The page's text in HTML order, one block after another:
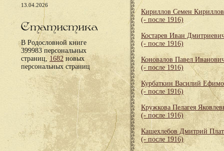
13.04.2026
Статистика
В Родословной книге
399983 персональных
страниц, 1682 новых
персональных страниц
Кириллов Семен
(- после 1916)
Костарев Иван
(- после 1916)
Коновалов Павел
(- после 1916)
Курбаткин Василий
(- после 1916)
Кружкова Пелагея
(- после 1916)
Кашехлебов Дмитрий
(- после 1916)